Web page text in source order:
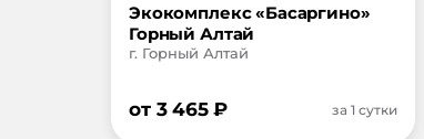
Экокомплекс «Басаргино»
Горный Алтай
г. Горный Алтай
от 3 465₽ за 1 сутки